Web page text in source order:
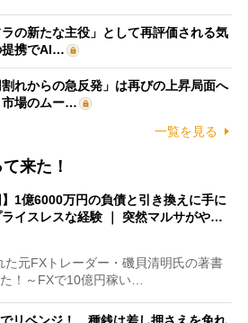
の新たな主役」として再評価される気
携でAI…
れからの急反発」は再びの上昇局面へ
場のムー…
一覧を見る
来た！
】1億6000万円の負債と引き換えに手に
ライスレスな経験 ｜ 突然マルサがや…
元FXトレーダー・磯貝清明氏の著書
！～FXで10億円稼い…
でリベンジ！ 種銭は差し押さえを免れ